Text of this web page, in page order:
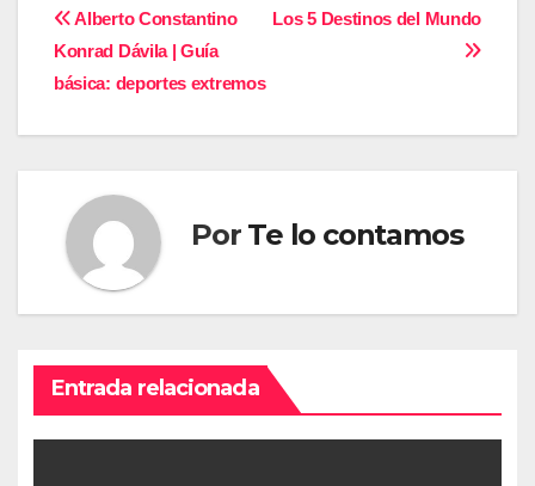
Navegación
de
entradas
Los 5 Destinos del Mundo
Alberto Constantino
Konrad Dávila | Guía
básica: deportes extremos
Por Te lo contamos
Entrada relacionada